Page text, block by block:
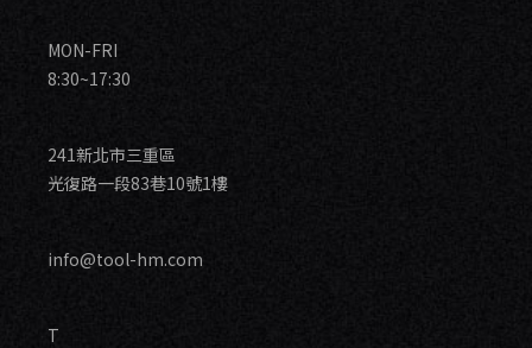
MON-FRI
8:30~17:30
241新北市三重區
光復路一段83巷10號1樓
info@tool-hm.com
T